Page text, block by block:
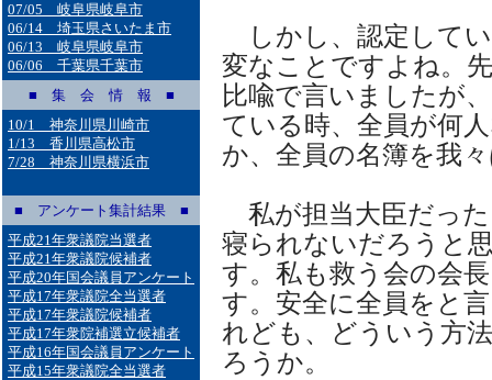
07/05 岐阜県岐阜市
06/14 埼玉県さいたま市
06/13 岐阜県岐阜市
06/06 千葉県千葉市
■ 集 会 情 報 ■
10/1 神奈川県川崎市
1/13 香川県高松市
7/28 神奈川県横浜市
■ アンケート集計結果 ■
平成21年衆議院当選者
平成21年衆議院候補者
平成20年国会議員アンケート
平成17年衆議院全当選者
平成17年衆議院候補者
平成17年衆院補選立候補者
平成16年国会議員アンケート
平成15年衆議院全当選者
しかし、認定して
変なことですよね。
比喩で言いましたが
ている時、全員が何
か、全員の名簿を我
私が担当大臣だっ
寝られないだろうと
す。私も救う会の会
す。安全に全員をと
れども、どういう方
ろうか。